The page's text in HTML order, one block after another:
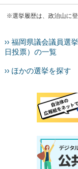
※選挙履歴は、政治山に
›› 福岡県議会議員選
日投票）の一覧
›› ほかの選挙を探す